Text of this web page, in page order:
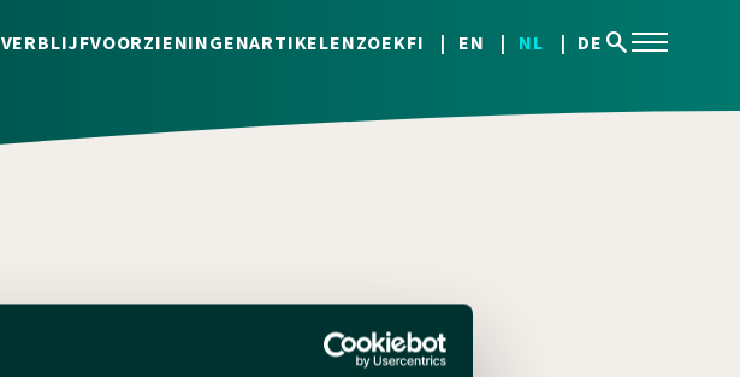
VERBLIJFVOORZIENINGENARTIKELENZOEKFI EN NL DE search